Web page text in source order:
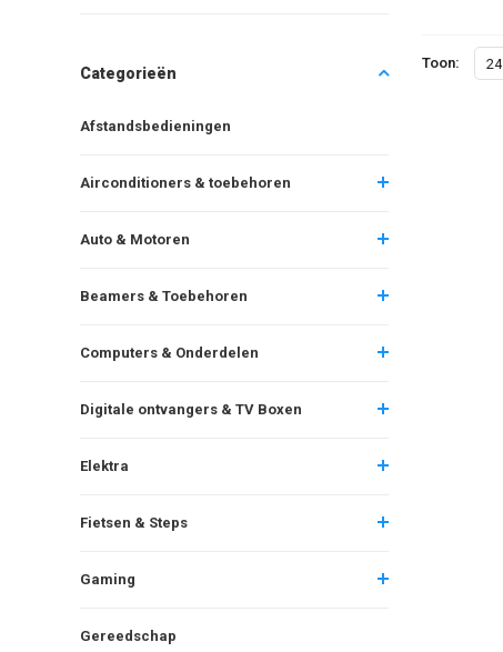
Categorieën
Afstandsbedieningen
Airconditioners & toebehoren
Auto & Motoren
Beamers & Toebehoren
Computers & Onderdelen
Digitale ontvangers & TV Boxen
Elektra
Fietsen & Steps
Gaming
Gereedschap
Toon: 24